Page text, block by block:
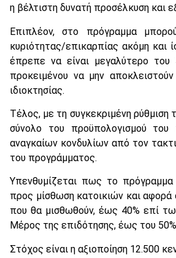
η βέλτιστη δυνατή προσέλκυση και
Επιπλέον, στο πρόγραμμα
κυριότητας/επικαρπίας ακόμη
έπρεπε να είναι μεγαλύτερο του
προκειμένου να μην
ιδιοκτησίας.
Τέλος, με τη συγκεκριμένη ρύθμιση
σύνολο του προϋπολογισμού
αναγκαίων κονδυλίων από τον
του προγράμματος.
Υπενθυμίζεται πως το πρόγραμμα
προς μίσθωση κατοικιών και αφορά
που θα μισθωθούν, έως 40% επί
Μέρος της επιδότησης, έως του
Στόχος είναι η αξιοποίηση 12.500